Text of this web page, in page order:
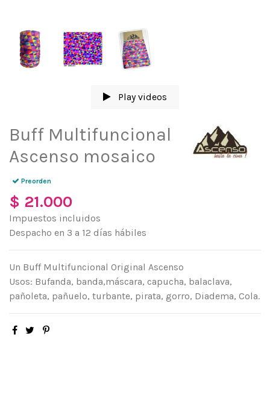
Play videos
Buff Multifuncional
Ascenso mosaico
Preorden
$ 21.000
Impuestos incluidos
Despacho en 3 a 12 días hábiles
Un Buff Multifuncional Original Ascenso
Usos: Bufanda, banda,máscara, capucha, balaclava,
pañoleta, pañuelo, turbante, pirata, gorro, Diadema, Cola.